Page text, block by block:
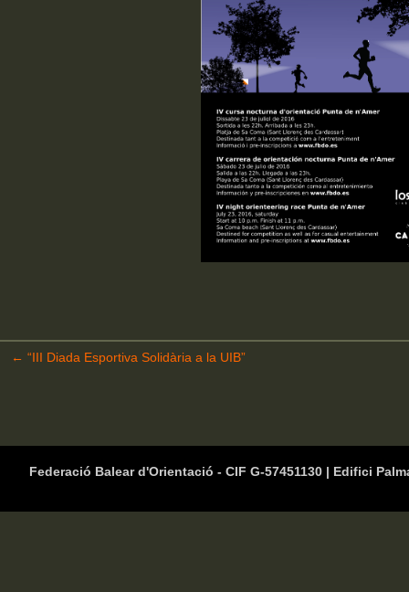
← “III Diada Esportiva Solidària a la UIB”
Federació Balear d'Orientació - CIF G-57451130 | Edifici